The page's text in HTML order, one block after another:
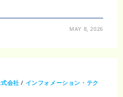
MAY 8, 2026
会社 / インフォメーション・テク